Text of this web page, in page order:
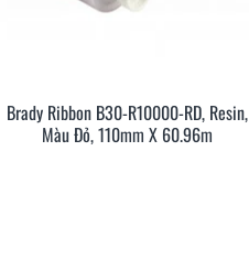
Xem Nhanh
Brady Ribbon B30-R10000-RD, Resin,
Màu Đỏ, 110mm X 60.96m